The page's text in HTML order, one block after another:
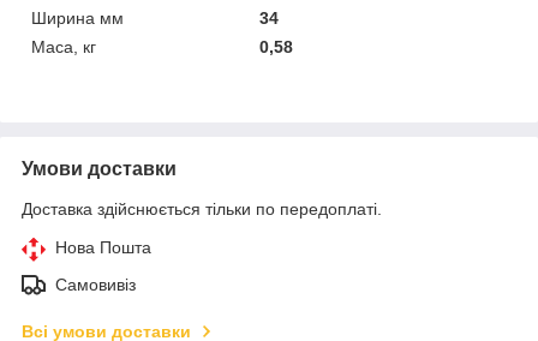
Ширина мм
34
Маса, кг
0,58
Умови доставки
Доставка здійснюється тільки по передоплаті.
Нова Пошта
Самовивіз
Всі умови доставки